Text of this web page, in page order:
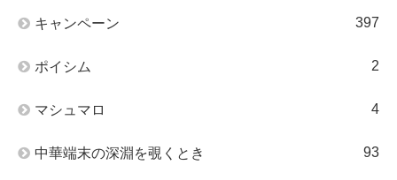
キャンペーン 397
ポイシム 2
マシュマロ 4
中華端末の深淵を覗くとき 93